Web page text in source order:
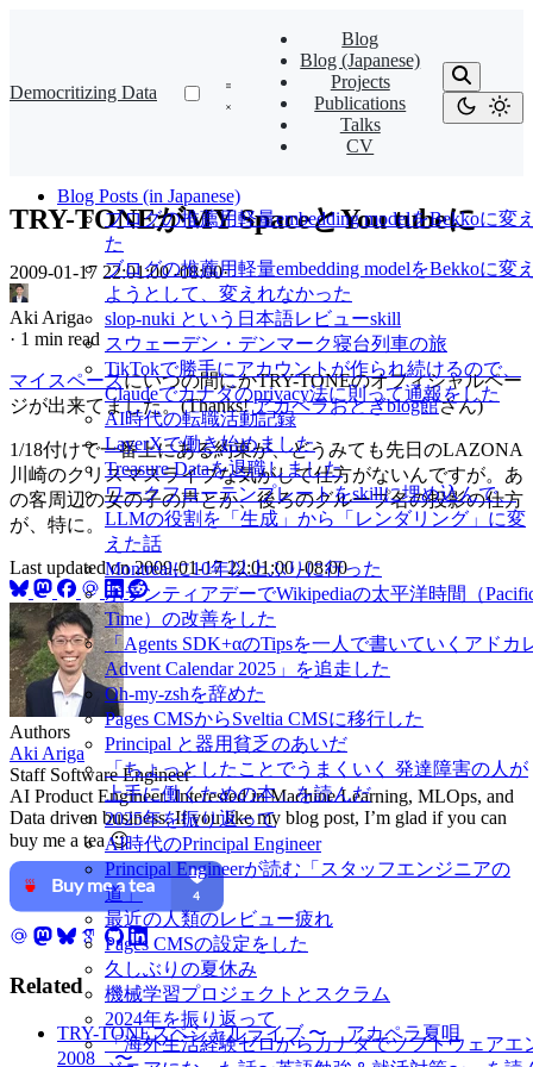
Democritizing Data
Blog
Blog (Japanese)
Projects
Publications
Talks
CV
Blog Posts (in Japanese)
ブログの推薦用軽量embedding modelをBekkoに変
た
ブログの推薦用軽量embedding modelをBekkoに変
ようとして、変えれなかった
slop-nuki という日本語レビューskill
スウェーデン・デンマーク寝台列車の旅
TikTokで勝手にアカウントが作られ続けるので、
Claudeでカナダのprivacy法に則って通報をした
AI時代の転職活動記録
LayerXで働き始めました
Treasure Dataを退職しました
ワークフローテンプレートをskillに埋め込んで、
LLMの役割を「生成」から「レンダリング」に変
えた話
Montréalに10年以上ぶりに行った
ボランティアデーでWikipediaの太平洋時間（
Time）の改善をした
「Agents SDK+αのTipsを一人で書いていくアドカ
Advent Calendar 2025」を追走した
Oh-my-zshを辞めた
Pages CMSからSveltia CMSに移行した
Principal と器用貧乏のあいだ
「ちょっとしたことでうまくいく 発達障害の人が
上手に働くための本」を読んだ
2025年を振り返って
AI時代のPrincipal Engineer
Principal Engineerが読む「スタッフエンジニアの
道」
最近の人類のレビュー疲れ
Pages CMSの設定をした
久しぶりの夏休み
機械学習プロジェクトとスクラム
2024年を振り返って
「海外生活経験ゼロからカナダでソフトウェアエ
TRY-TONEがMY SpaceとYou tubeに
2009-01-17 22:01:00 -08:00·
Aki Ariga
· 1 min read
マイスペースにいつの間にかTRY-TONEのオフィシャルペー
ジが出来てました。(Thanks!アカペラおとぎblog館さん)
1/18付けで一番上にある約束が、どうみても先日のLAZONA
川崎のクリスマスライブな気がして仕方がないんですが。あ
の客周辺の女の子の声とか、後ろのグループ名の投影の仕方
が、特に。
Last updated on2009-01-17 22:01:00 -08:00
Authors
Aki Ariga
Staff Software Engineer
AI Product Engineer. Interested in Machine Learning, MLOps, and
Data driven business. If you like my blog post, I’m glad if you can
buy me a tea 😉
Related
TRY-TONEスペシャルライブ 〜 アカペラ夏唄
2008 〜